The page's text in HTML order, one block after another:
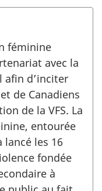
féminine
avec la
afin d’inciter
de Canadiens
de la VFS. La
entourée
lancé les 16
fondée
à